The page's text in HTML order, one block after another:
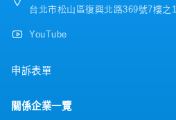
台北市松山區復興北路369號7樓之1
YouTube
申訴表單
關係企業一覽